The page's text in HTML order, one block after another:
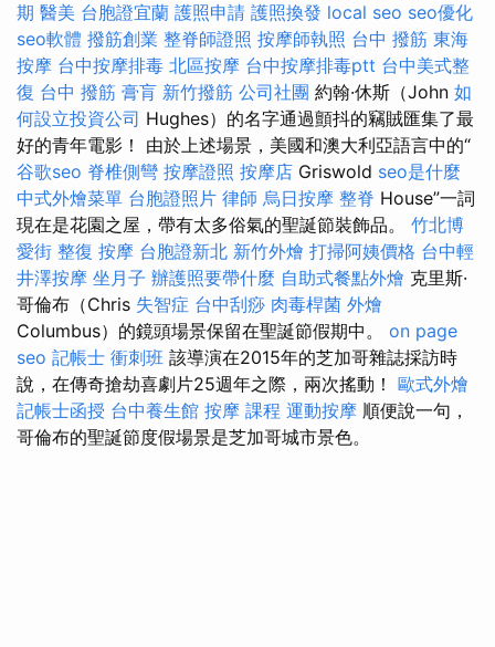
期 醫美 台胞證宜蘭 護照申請 護照換發 local seo seo優化
seo軟體 撥筋創業 整脊師證照 按摩師執照 台中 撥筋 東海
按摩 台中按摩排毒 北區按摩 台中按摩排毒ptt 台中美式整
復 台中 撥筋 膏肓 新竹撥筋 公司社團 約翰·休斯（John 如
何設立投資公司 Hughes）的名字通過顫抖的竊賊匯集了最
好的青年電影！ 由於上述場景，美國和澳大利亞語言中的“
谷歌seo 脊椎側彎 按摩證照 按摩店 Griswold seo是什麼
中式外燴菜單 台胞證照片 律師 烏日按摩 整脊 House”一詞
現在是花園之屋，帶有太多俗氣的聖誕節裝飾品。 竹北博
愛街 整復 按摩 台胞證新北 新竹外燴 打掃阿姨價格 台中輕
井澤按摩 坐月子 辦護照要帶什麼 自助式餐點外燴 克里斯·
哥倫布（Chris 失智症 台中刮痧 肉毒桿菌 外燴
Columbus）的鏡頭場景保留在聖誕節假期中。 on page
seo 記帳士 衝刺班 該導演在2015年的芝加哥雜誌採訪時
說，在傳奇搶劫喜劇片25週年之際，兩次搖動！ 歐式外燴
記帳士函授 台中養生館 按摩 課程 運動按摩 順便說一句，
哥倫布的聖誕節度假場景是芝加哥城市景色。